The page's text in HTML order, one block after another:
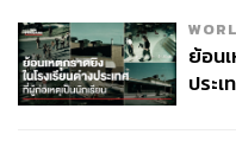
ย้อน
ประ